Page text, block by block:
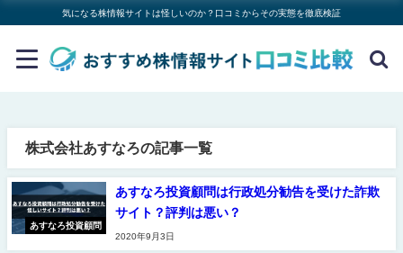
気になる株情報サイトは怪しいのか？口コミからその実態を徹底検証
株式会社あすなろの記事一覧
あすなろ投資顧問
あすなろ投資顧問は行政処分勧告を受けた詐欺
サイト？評判は悪い？
2020年9月3日